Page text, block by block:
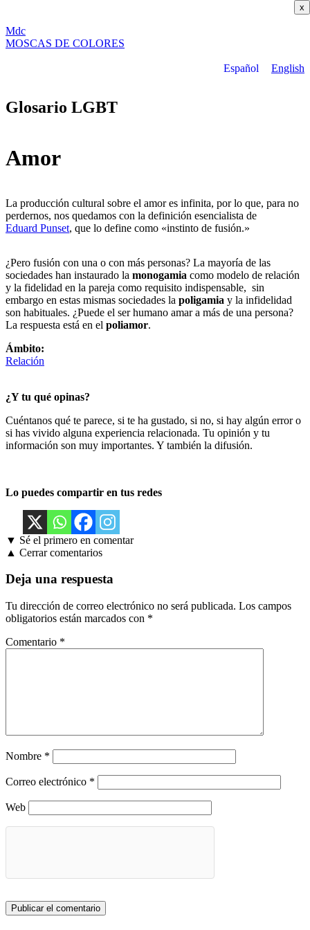
x
Mdc
MOSCAS DE COLORES
Español English
Glosario LGBT
Amor
La producción cultural sobre el amor es infinita, por lo que, para no
perdernos, nos quedamos con la definición esencialista de
Eduard Punset, que lo define como «instinto de fusión.»
¿Pero fusión con una o con más personas? La mayoría de las
sociedades han instaurado la monogamia como modelo de relación
y la fidelidad en la pareja como requisito indispensable, sin
embargo en estas mismas sociedades la poligamia y la infidelidad
son habituales. ¿Puede el ser humano amar a más de una persona?
La respuesta está en el poliamor.
Ámbito:
Relación
¿Y tu qué opinas?
Cuéntanos qué te parece, si te ha gustado, si no, si hay algún error o
si has vivido alguna experiencia relacionada. Tu opinión y tu
información son muy importantes. Y también la difusión.
Lo puedes compartir en tus redes
▼ Sé el primero en comentar
▲ Cerrar comentarios
Deja una respuesta
Tu dirección de correo electrónico no será publicada. Los campos
obligatorios están marcados con *
Comentario *
Nombre *
Correo electrónico *
Web